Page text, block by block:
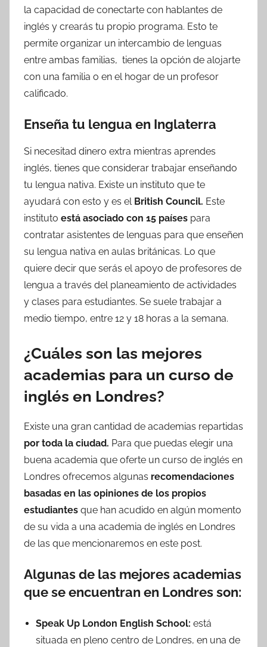
la capacidad de conectarte con hablantes de
inglés y crearás tu propio programa. Esto te
permite organizar un intercambio de lenguas
entre ambas familias, tienes la opción de alojarte
con una familia o en el hogar de un profesor
calificado.
Enseña tu lengua en Inglaterra
Si necesitad dinero extra mientras aprendes
inglés, tienes que considerar trabajar enseñando
tu lengua nativa. Existe un instituto que te
ayudará con esto y es elBritish Council. Este
instituto está asociado con 15 países para
contratar asistentes de lenguas para que enseñen
su lengua nativa en aulas británicas. Lo que
quiere decir que serás el apoyo de profesores de
lengua a través del planeamiento de actividades
y clases para estudiantes. Se suele trabajar a
medio tiempo, entre 12 y 18 horas a la semana.
¿Cuáles son las mejores
academias para un curso de
inglés en Londres?
Existe una gran cantidad de academias repartidas
por toda la ciudad. Para que puedas elegir una
buena academia que oferte un curso de inglés en
Londres ofrecemos algunas recomendaciones
basadas en las opiniones de los propios
estudiantes que han acudido en algún momento
de su vida a una academia de inglés en Londres
de las que mencionaremos en este post.
Algunas de las mejores academias
que se encuentran en Londres son:
Speak Up London English School: está
situada en pleno centro de Londres, en una de